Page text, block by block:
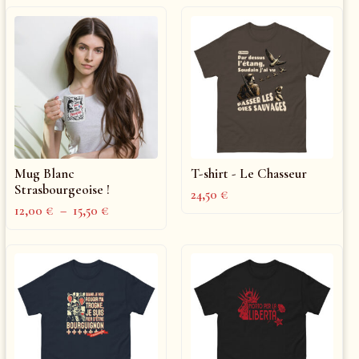
Mug Blanc
Strasbourgeoise !
12,00€ – 15,50€
T-shirt - Le Chasseur
24,50€